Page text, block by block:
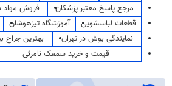
مرجع پاسخ معتبر پزشکان
فروش مواد
قطعات لباسشویی
آموزشگاه تیزهوشان
نمایندگی بوش در تهران
بهترین جراح
قیمت و خرید سمعک نامرئی